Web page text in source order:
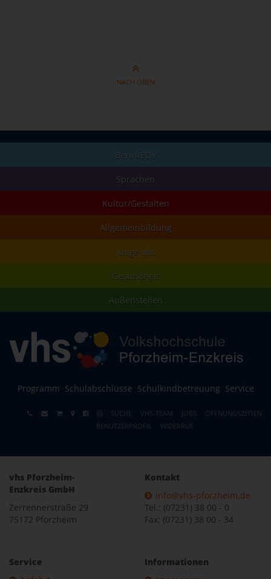
NACH OBEN
Beruf/EDV
Sprachen
Kultur/Gestalten
Allgemeinbildung
junge vhs
Gesundheit
Außenstellen
Programm Schulabschlüsse Schulkindbetreuung Service
SUCHE VHS-TEAM JOBS
ÖFFNUNGSZEITEN
BENUTZERPROFIL
WIDERRUF
vhs Pforzheim-
Enzkreis GmbH
Zerrennerstraße 29
75172 Pforzheim
Kontakt
info@vhs-pforzheim.de
Tel.: (07231) 38 00 - 0
Fax: (07231) 38 00 - 34
Service
Informationen